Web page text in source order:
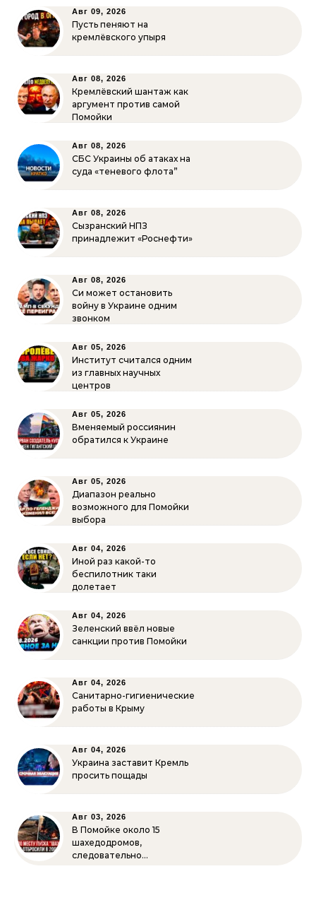
Авг 09, 2026
Пусть пеняют на
кремлёвского упыря
Авг 08, 2026
Кремлёвский шантаж как
аргумент против самой
Помойки
Авг 08, 2026
СБС Украины об атаках на
суда «теневого флота”
Авг 08, 2026
Сызранский НПЗ
принадлежит «Роснефти»
Авг 08, 2026
Си может остановить
войну в Украине одним
звонком
Авг 05, 2026
Институт считался одним
из главных научных
центров
Авг 05, 2026
Вменяемый россиянин
обратился к Украине
Авг 05, 2026
Диапазон реально
возможного для Помойки
выбора
Авг 04, 2026
Иной раз какой-то
беспилотник таки
долетает
Авг 04, 2026
Зеленский ввёл новые
санкции против Помойки
Авг 04, 2026
Санитарно-гигиенические
работы в Крыму
Авг 04, 2026
Украина заставит Кремль
просить пощады
Авг 03, 2026
В Помойке около 15
шахедодромов,
следовательно…